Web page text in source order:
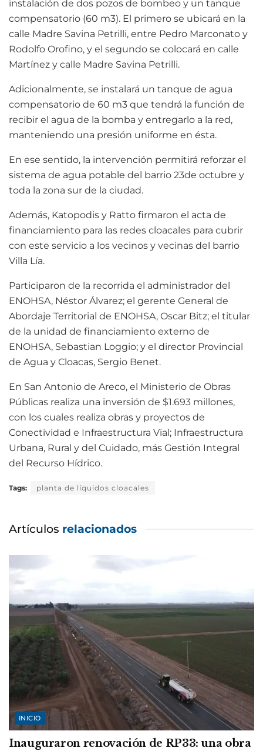
instalación de dos pozos de bombeo y un tanque
compensatorio (60 m3). El primero se ubicará en la
calle Madre Savina Petrilli, entre Pedro Marconato y
Rodolfo Orofino, y el segundo se colocará en calle
Martínez y calle Madre Savina Petrilli.
Adicionalmente, se instalará un tanque de agua
compensatorio de 60 m3 que tendrá la función de
recibir el agua de la bomba y entregarlo a la red,
manteniendo una presión uniforme en ésta.
En ese sentido, la intervención permitirá reforzar el
sistema de agua potable del barrio 23de octubre y
toda la zona sur de la ciudad.
Además, Katopodis y Ratto firmaron el acta de
financiamiento para las redes cloacales para cubrir
con este servicio a los vecinos y vecinas del barrio
Villa Lía.
Participaron de la recorrida el administrador del
ENOHSA, Néstor Álvarez; el gerente General de
Abordaje Territorial de ENOHSA, Oscar Bitz; el titular
de la unidad de financiamiento externo de
ENOHSA, Sebastian Loggio; y el director Provincial
de Agua y Cloacas, Sergio Benet.
En San Antonio de Areco, el Ministerio de Obras
Públicas realiza una inversión de $1.693 millones,
con los cuales realiza obras y proyectos de
Conectividad e Infraestructura Vial; Infraestructura
Urbana, Rural y del Cuidado, más Gestión Integral
del Recurso Hídrico.
Tags: planta de líquidos cloacales
Artículos relacionados
INICIO
Inauguraron renovación de RP33: una obra